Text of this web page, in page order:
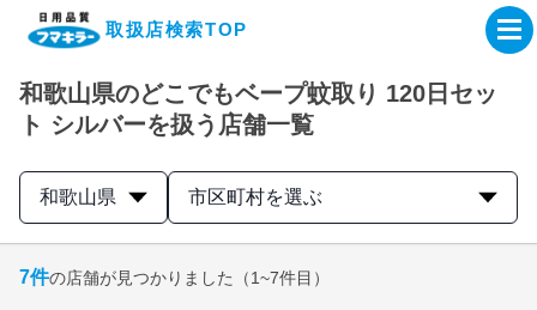
取扱店検索TOP
企業・IR情報サイト
製品情報サイト
和歌山県のどこでもベープ蚊取り 120日セッ
ト シルバーを扱う店舗一覧
和歌山県 市区町村を選ぶ
7件の店舗が見つかりました （1~7件目）